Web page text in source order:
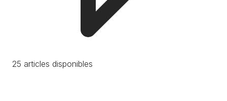
25 articles disponibles